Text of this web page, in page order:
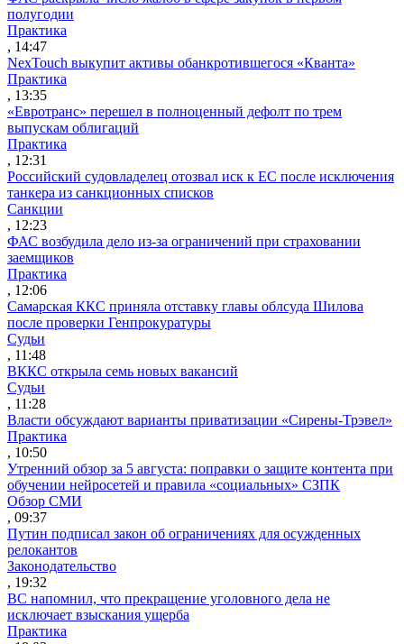
полугодии
Практика
, 14:47
NexTouch выкупит активы обанкротившегося «Кванта»
Практика
, 13:35
«Евротранс» перешел в полноценный дефолт по трем
выпускам облигаций
Практика
, 12:31
Российский судовладелец отозвал иск к ЕС после исключения
танкера из санкционных списков
Санкции
, 12:23
ФАС возбудила дело из-за ограничений при страховании
заемщиков
Практика
, 12:06
Самарская ККС приняла отставку главы облсуда Шилова
после проверки Генпрокуратуры
Судьи
, 11:48
ВККС открыла семь новых вакансий
Судьи
, 11:28
Власти обсуждают варианты приватизации «Сирены-Трэвел»
Практика
, 10:50
Утренний обзор за 5 августа: поправки о защите контента при
обучении нейросетей и правила «социальных» СЗПК
Обзор СМИ
, 09:37
Путин подписал закон об ограничениях для осужденных
релокантов
Законодательство
, 19:32
ВС напомнил, что прекращение уголовного дела не
исключает взыскания ущерба
Практика